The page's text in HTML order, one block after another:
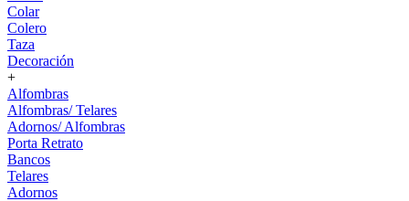
Colar
Colero
Taza
Decoración
+
Alfombras
Alfombras/ Telares
Adornos/ Alfombras
Porta Retrato
Bancos
Telares
Adornos